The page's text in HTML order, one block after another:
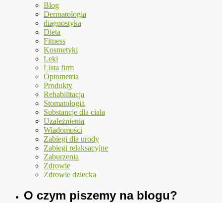
Blog
Dermatologia
diagnostyka
Dieta
Fitness
Kosmetyki
Leki
Lista firm
Optometria
Produkty
Rehabilitacja
Stomatologia
Substancje dla ciała
Uzależnienia
Wiadomości
Zabiegi dla urody
Zabiegi relaksacyjne
Zaburzenia
Zdrowie
Zdrowie dziecka
O czym piszemy na blogu?